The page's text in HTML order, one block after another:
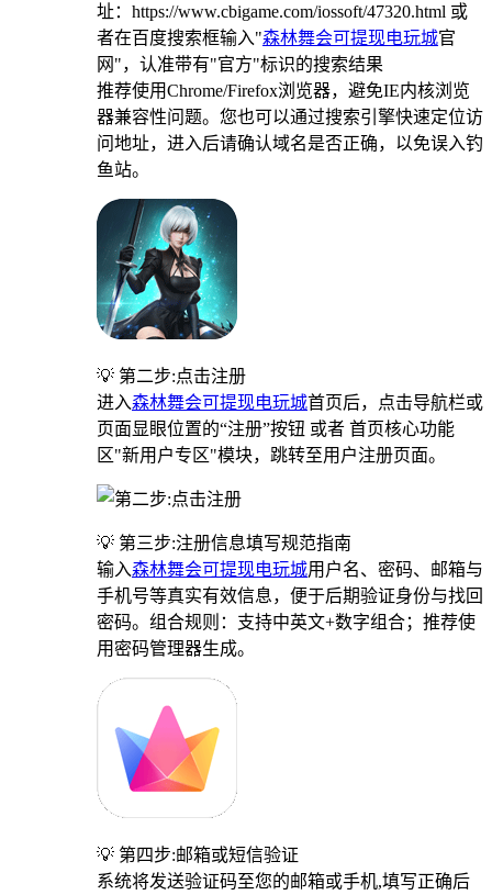
址：https://www.cbigame.com/iossoft/47320.html 或
者在百度搜索框输入"森林舞会可提现电玩城官
网"，认准带有"官方"标识的搜索结果
推荐使用Chrome/Firefox浏览器，避免IE内核浏览
器兼容性问题。您也可以通过搜索引擎快速定位访
问地址，进入后请确认域名是否正确，以免误入钓
鱼站。
💡 第二步:点击注册
进入森林舞会可提现电玩城首页后，点击导航栏或
页面显眼位置的“注册”按钮 或者 首页核心功能
区"新用户专区"模块，跳转至用户注册页面。
💡 第三步:注册信息填写规范指南
输入森林舞会可提现电玩城用户名、密码、邮箱与
手机号等真实有效信息，便于后期验证身份与找回
密码。组合规则：支持中英文+数字组合；推荐使
用密码管理器生成。
💡 第四步:邮箱或短信验证
系统将发送验证码至您的邮箱或手机,填写正确后